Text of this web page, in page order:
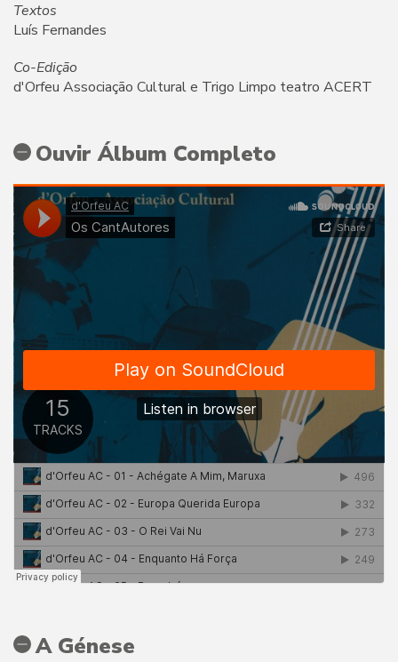
Textos
Luís Fernandes
Co-Edição
d'Orfeu Associação Cultural e Trigo Limpo teatro ACERT
Ouvir Álbum Completo
A Génese